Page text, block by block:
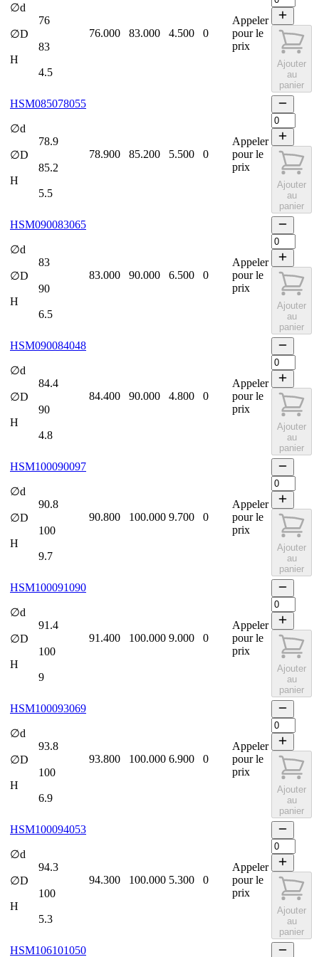
∅d
76
∅D
83
H
4.5
76.000 83.000 4.500 0
Appeler
pour le
prix
Ajouter
au
panier
HSM085078055
∅d
78.9
∅D
85.2
H
5.5
78.900 85.200 5.500 0
Appeler
pour le
prix
Ajouter
au
panier
HSM090083065
∅d
83
∅D
90
H
6.5
83.000 90.000 6.500 0
Appeler
pour le
prix
Ajouter
au
panier
HSM090084048
∅d
84.4
∅D
90
H
4.8
84.400 90.000 4.800 0
Appeler
pour le
prix
Ajouter
au
panier
HSM100090097
∅d
90.8
∅D
100
H
9.7
90.800 100.000 9.700 0
Appeler
pour le
prix
Ajouter
au
panier
HSM100091090
∅d
91.4
∅D
100
H
9
91.400 100.000 9.000 0
Appeler
pour le
prix
Ajouter
au
panier
HSM100093069
∅d
93.8
∅D
100
H
6.9
93.800 100.000 6.900 0
Appeler
pour le
prix
Ajouter
au
panier
HSM100094053
∅d
94.3
∅D
100
H
5.3
94.300 100.000 5.300 0
Appeler
pour le
prix
Ajouter
au
panier
HSM106101050